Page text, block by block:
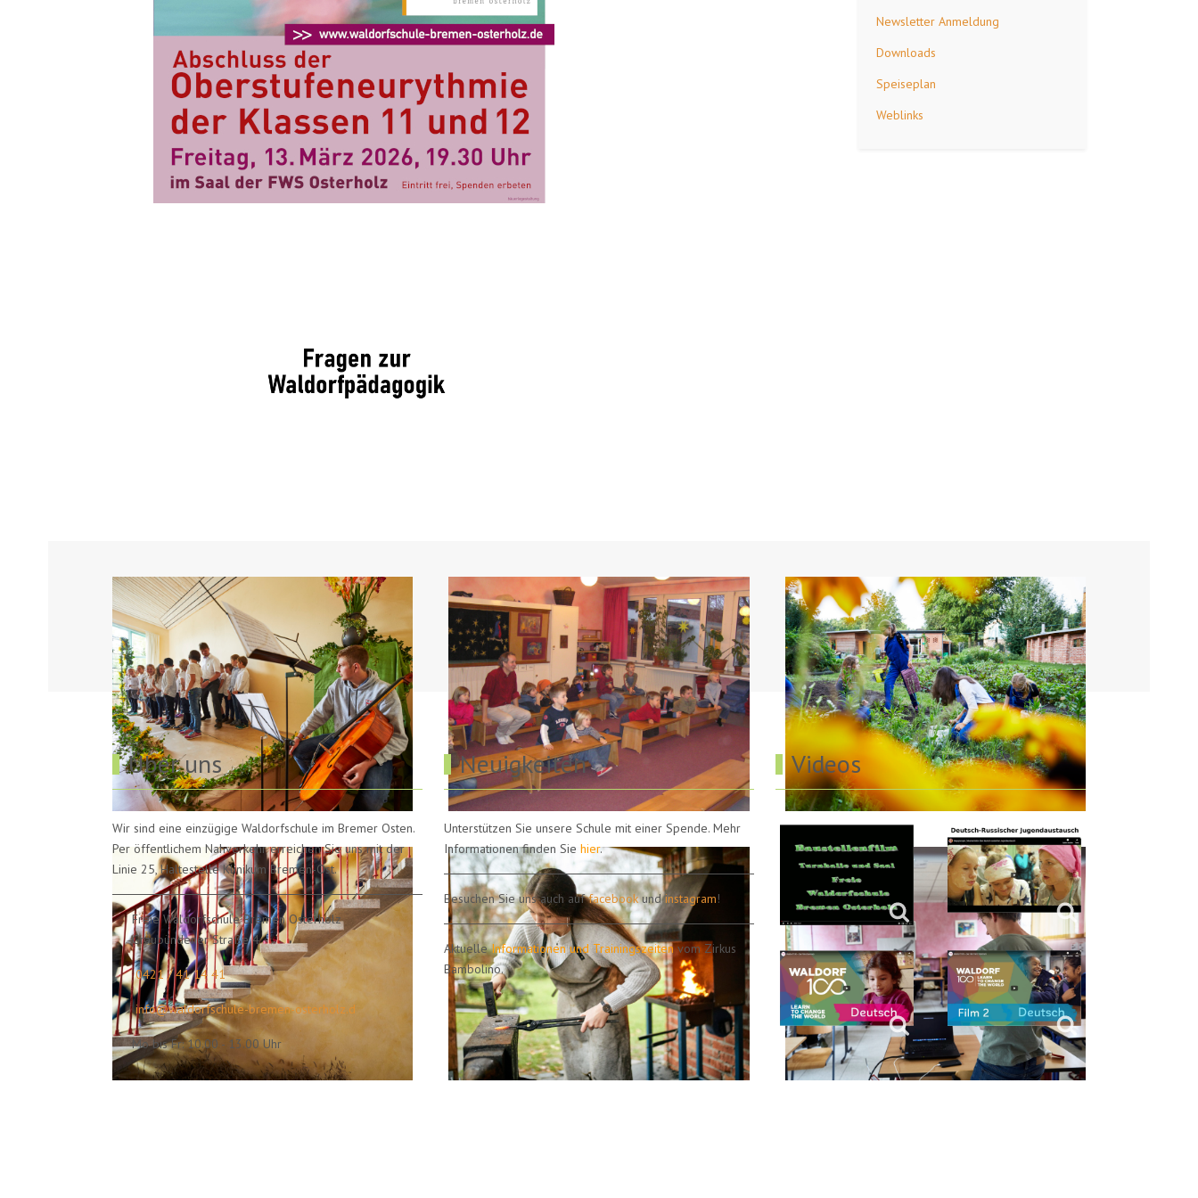
Newsletter Anmeldung
Downloads
Speiseplan
Weblinks
Über uns
Wir sind eine einzügige Waldorfschule im Bremer Osten.
Per öffentlichem Nahverkehr erreichen Sie uns mit der
Linie 25, Haltestelle Klinikum Bremen-Ost.
Freie Waldorfschule Bremen Osterholz
Graubündener Straße 4
0421 / 41 14 41
info@waldorfschule-bremen-osterholz.d
Mo bis Fr: 10.00 - 13.00 Uhr
Neuigkeiten
Unterstützen Sie unsere Schule mit einer Spende. Mehr
Informationen finden Sie hier.
Besuchen Sie uns auch auffacebookundinstagram!
AktuelleInformationen und Trainingszeitenvom Zirkus
Bambolino.
Videos